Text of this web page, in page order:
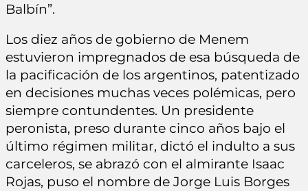
Balbín”.
Los diez años de gobierno de Menem
estuvieron impregnados de esa búsqueda de
la pacificación de los argentinos, patentizado
en decisiones muchas veces polémicas, pero
siempre contundentes. Un presidente
peronista, preso durante cinco años bajo el
último régimen militar, dictó el indulto a sus
carceleros, se abrazó con el almirante Isaac
Rojas, puso el nombre de Jorge Luis Borges